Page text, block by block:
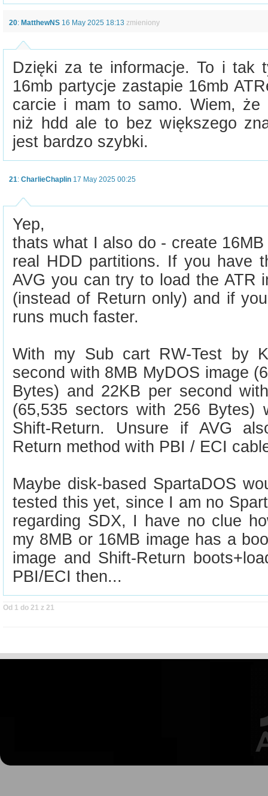
20: MatthewNS 16 May 2025 18:13 zmieniony
Dzięki za te informacje. To i tak
16mb partycje zastapie 16mb
carcie i mam to samo. Wiem, że
niż hdd ale to bez większego
jest bardzo szybki.
21: CharlieChaplin 17 May 2025 00:25
Yep,
thats what I also do - create
real HDD partitions. If you have
AVG you can try to load the ATR
(instead of Return only) and if
runs much faster.
With my Sub cart RW-Test by
second with 8MB MyDOS image
Bytes) and 22KB per second
(65,535 sectors with 256 Bytes)
Shift-Return. Unsure if AVG
Return method with PBI / ECI
Maybe disk-based SpartaDOS
tested this yet, since I am no
regarding SDX, I have no clue
my 8MB or 16MB image has a
image and Shift-Return
PBI/ECI then...
Od 1 do 21 z 21